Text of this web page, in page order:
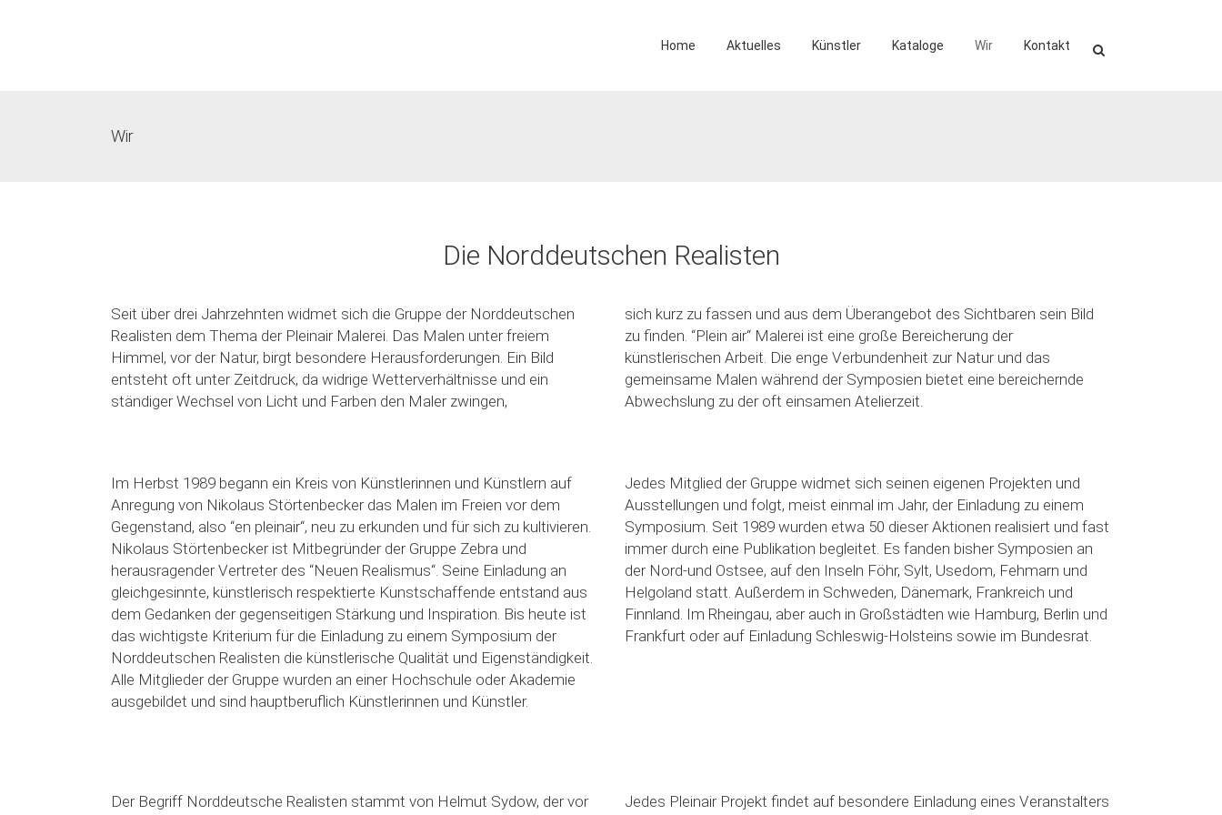
Home Aktuelles Künstler Kataloge Wir Kontakt
Wir
Die Norddeutschen Realisten
Seit über drei Jahrzehnten widmet sich die Gruppe der Norddeutschen
Realisten dem Thema der Pleinair Malerei. Das Malen unter freiem
Himmel, vor der Natur, birgt besondere Herausforderungen. Ein Bild
entsteht oft unter Zeitdruck, da widrige Wetterverhältnisse und ein
ständiger Wechsel von Licht und Farben den Maler zwingen,
sich kurz zu fassen und aus dem Überangebot des Sichtbaren sein Bild
zu finden. “Plein air“ Malerei ist eine große Bereicherung der
künstlerischen Arbeit. Die enge Verbundenheit zur Natur und das
gemeinsame Malen während der Symposien bietet eine bereichernde
Abwechslung zu der oft einsamen Atelierzeit.
Im Herbst 1989 begann ein Kreis von Künstlerinnen und Künstlern auf
Anregung von Nikolaus Störtenbecker das Malen im Freien vor dem
Gegenstand, also “en pleinair“, neu zu erkunden und für sich zu kultivieren.
Nikolaus Störtenbecker ist Mitbegründer der Gruppe Zebra und
herausragender Vertreter des “Neuen Realismus“. Seine Einladung an
gleichgesinnte, künstlerisch respektierte Kunstschaffende entstand aus
dem Gedanken der gegenseitigen Stärkung und Inspiration. Bis heute ist
das wichtigste Kriterium für die Einladung zu einem Symposium der
Norddeutschen Realisten die künstlerische Qualität und Eigenständigkeit.
Alle Mitglieder der Gruppe wurden an einer Hochschule oder Akademie
ausgebildet und sind hauptberuflich Künstlerinnen und Künstler.
Jedes Mitglied der Gruppe widmet sich seinen eigenen Projekten und
Ausstellungen und folgt, meist einmal im Jahr, der Einladung zu einem
Symposium. Seit 1989 wurden etwa 50 dieser Aktionen realisiert und fast
immer durch eine Publikation begleitet. Es fanden bisher Symposien an
der Nord-und Ostsee, auf den Inseln Föhr, Sylt, Usedom, Fehmarn und
Helgoland statt. Außerdem in Schweden, Dänemark, Frankreich und
Finnland. Im Rheingau, aber auch in Großstädten wie Hamburg, Berlin und
Frankfurt oder auf Einladung Schleswig-Holsteins sowie im Bundesrat.
Der Begriff Norddeutsche Realisten stammt von Helmut Sydow, der vor
Jedes Pleinair Projekt findet auf besondere Einladung eines Veranstalters